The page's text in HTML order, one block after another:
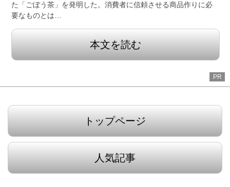
た「ごぼう茶」を発明した。消費者に信頼させる商品作りに必
要なものとは…
本文を読む
PR
トップページ
人気記事